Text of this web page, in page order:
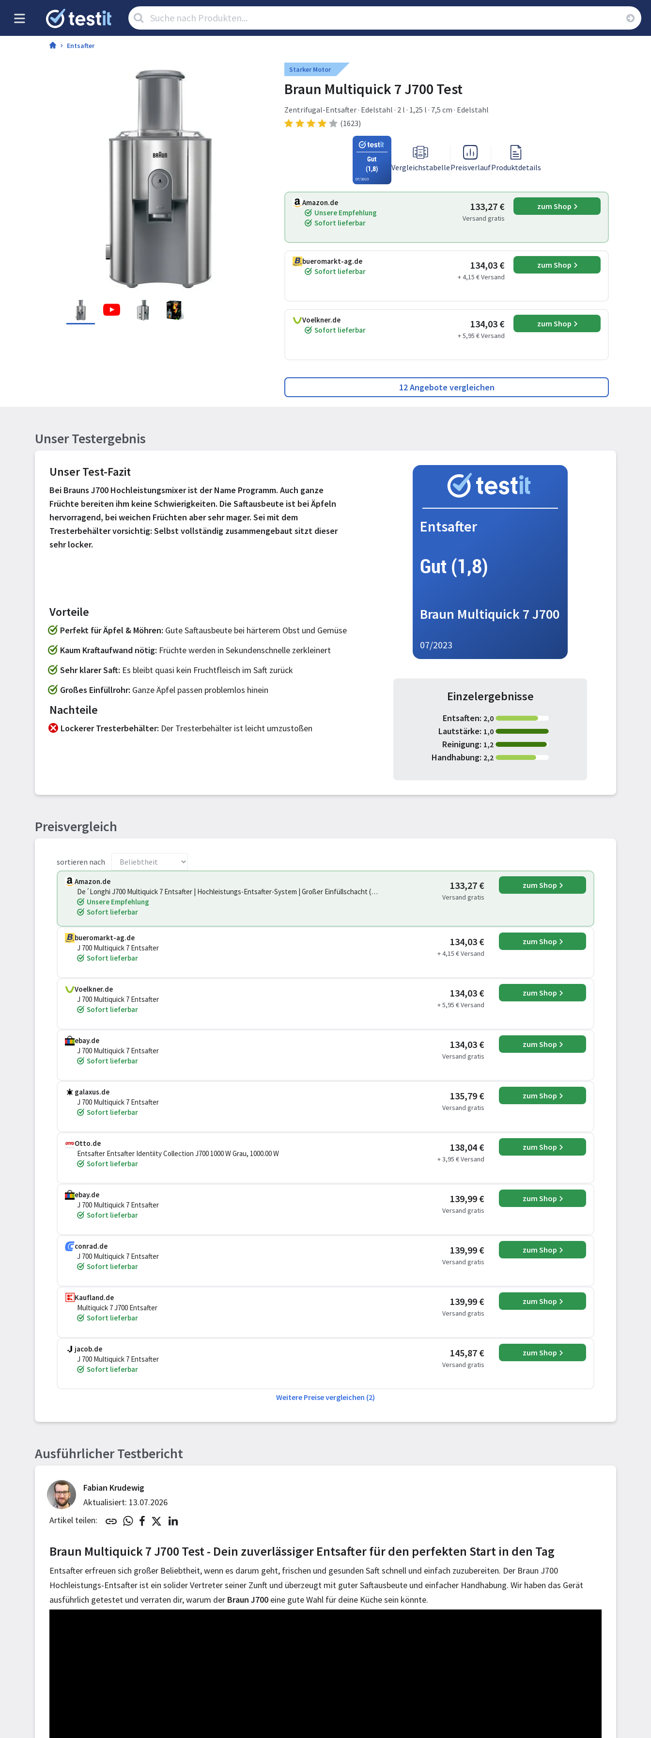
Artikel
suchen:
Entsafter
Starker Motor
Braun Multiquick 7 J700 Test
Zentrifugal-Entsafter · Edelstahl · 2 l · 1,25 l · 7,5 cm · Edelstahl
(1623)
Gut
(1,8)
07/2023
VergleichstabellePreisverlaufProduktdetails
Amazon.de
Unsere Empfehlung
Sofort lieferbar
133,27 €
Versand gratis
zum Shop
bueromarkt-ag.de
Sofort lieferbar
134,03 €
+ 4,15 € Versand
zum Shop
Voelkner.de
Sofort lieferbar
134,03 €
+ 5,95 € Versand
zum Shop
12 Angebote vergleichen
Unser Testergebnis
Entsafter
Gut (1,8)
Braun Multiquick 7 J700
07/2023
Einzelergebnisse
Entsaften: 2,0
Lautstärke: 1,0
Reinigung: 1,2
Handhabung: 2,2
Unser Test-Fazit
Bei Brauns J700 Hochleistungsmixer ist der Name Programm. Auch ganze
Früchte bereiten ihm keine Schwierigkeiten. Die Saftausbeute ist bei Äpfeln
hervorragend, bei weichen Früchten aber sehr mager. Sei mit dem
Tresterbehälter vorsichtig: Selbst vollständig zusammengebaut sitzt dieser
sehr locker.
Vorteile
Perfekt für Äpfel & Möhren Gute Saftausbeute bei härterem Obst und Gemüse
Kaum Kraftaufwand nötig Früchte werden in Sekundenschnelle zerkleinert
Sehr klarer Saft Es bleibt quasi kein Fruchtfleisch im Saft zurück
Großes Einfüllrohr Ganze Äpfel passen problemlos hinein
Nachteile
Lockerer Tresterbehälter Der Tresterbehälter ist leicht umzustoßen
Preisvergleich
sortieren nach
Amazon.de
De´Longhi J700 Multiquick 7 Entsafter | Hochleistungs-Entsafter-System | Großer Einfüllschacht (75
mm) | Innovatives Anti-Tropf-System | Kraftvo
Unsere Empfehlung
Sofort lieferbar
133,27 €
Versand gratis
zum Shop
bueromarkt-ag.de
J 700 Multiquick 7 Entsafter
Sofort lieferbar
134,03 €
+ 4,15 € Versand
zum Shop
Voelkner.de
J 700 Multiquick 7 Entsafter
Sofort lieferbar
134,03 €
+ 5,95 € Versand
zum Shop
ebay.de
J 700 Multiquick 7 Entsafter
Sofort lieferbar
134,03 €
Versand gratis
zum Shop
galaxus.de
J 700 Multiquick 7 Entsafter
Sofort lieferbar
135,79 €
Versand gratis
zum Shop
Otto.de
Entsafter Entsafter Identiity Collection J700 1000 W Grau, 1000.00 W
Sofort lieferbar
138,04 €
+ 3,95 € Versand
zum Shop
ebay.de
J 700 Multiquick 7 Entsafter
Sofort lieferbar
139,99 €
Versand gratis
zum Shop
conrad.de
J 700 Multiquick 7 Entsafter
Sofort lieferbar
139,99 €
Versand gratis
zum Shop
Kaufland.de
Multiquick 7 J700 Entsafter
Sofort lieferbar
139,99 €
Versand gratis
zum Shop
jacob.de
J 700 Multiquick 7 Entsafter
Sofort lieferbar
145,87 €
Versand gratis
zum Shop
Weitere Preise vergleichen (2)
Ausführlicher Testbericht
Fabian Krudewig
Aktualisiert: 13.07.2026
Artikel teilen:
Braun Multiquick 7 J700 Test - Dein zuverlässiger Entsafter für den perfekten Start in den Tag
Entsafter erfreuen sich großer Beliebtheit, wenn es darum geht, frischen und gesunden Saft schnell und einfach zuzubereiten. Der Braun J700
Hochleistungs-Entsafter ist ein solider Vertreter seiner Zunft und überzeugt mit guter Saftausbeute und einfacher Handhabung. Wir haben das Gerät
ausführlich getestet und verraten dir, warum der Braun J700 eine gute Wahl für deine Küche sein könnte.